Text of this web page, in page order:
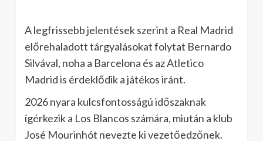
A legfrissebb jelentések szerint a Real Madrid
előrehaladott tárgyalásokat folytat Bernardo
Silvával, noha a Barcelona és az Atletico
Madrid is érdeklődik a játékos iránt.
2026 nyara kulcsfontosságú időszaknak
ígérkezik a Los Blancos számára, miután a klub
José Mourinhót nevezte ki vezetőedzőnek.